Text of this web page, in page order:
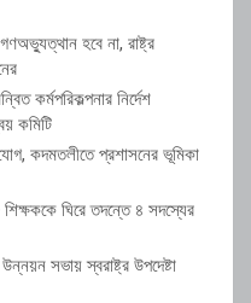
হবে না, রাষ্ট্র
কর্মপরিকল্পনার নির্দেশ
কমিটি
কদমতলীতে প্রশাসনের ভূমিকা
শিক্ষককে ঘিরে তদন্তে ৪ সদস্যের
সভায় স্বরাষ্ট্র উপদেষ্টা